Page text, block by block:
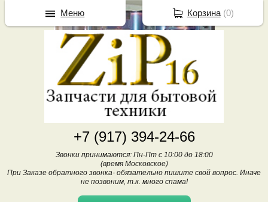
+7 (917) 394-24-66
Звонки принимаются: Пн-Пт с 10:00 до 18:00
(время Московское)
При Заказе обратного звонка- обязательно пишите свой вопрос. Иначе
не позвоним, т.к. много спама!
Корзина(0)
Меню